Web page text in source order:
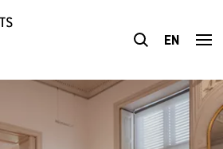
EN